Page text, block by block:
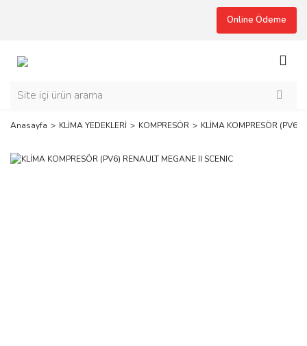
Online Ödeme
Anasayfa KLİMA YEDEKLERİ KOMPRESÖR KLİMA KOMPRESÖR (PV6)